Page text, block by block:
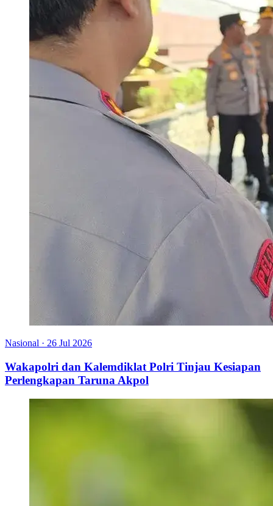
Nasional · 26 Jul 2026
Wakapolri dan Kalemdiklat Polri Tinjau Kesiapan
Perlengkapan Taruna Akpol